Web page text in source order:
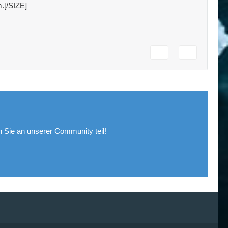
SIZE]
Sie an unserer Community teil!